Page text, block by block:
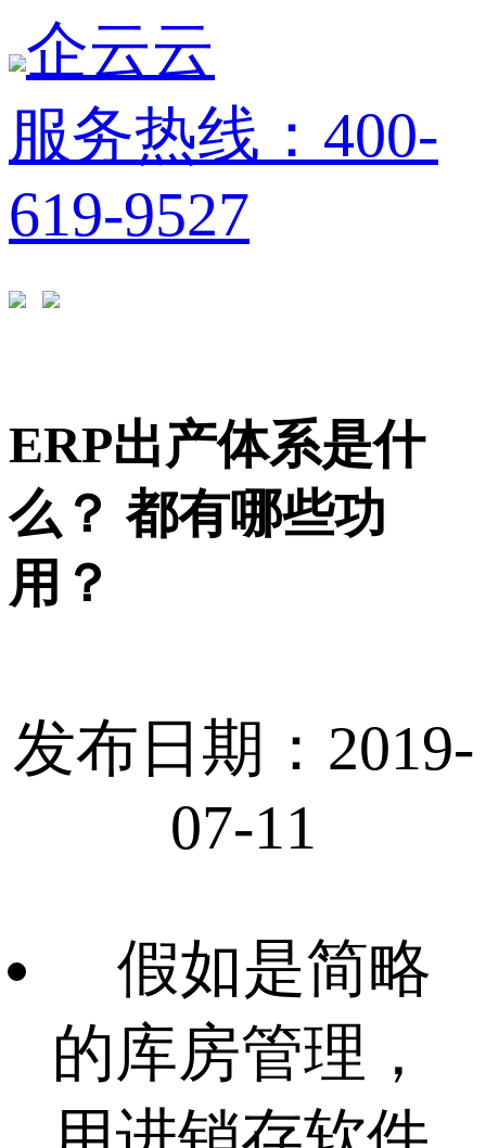
企云云
服务热线：400-
619-9527
ERP出产体系是什
么？ 都有哪些功
用？
发布日期：2019-
07-11
假如是简略
的库房管理，